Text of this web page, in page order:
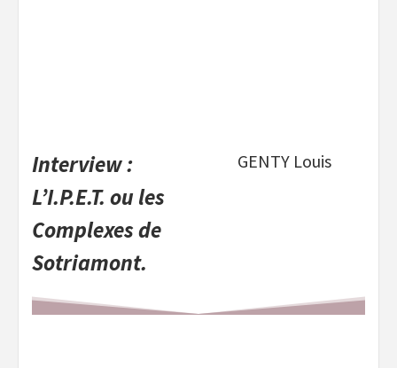
Interview :
L’I.P.E.T. ou les
Complexes de
Sotriamont.
GENTY Louis